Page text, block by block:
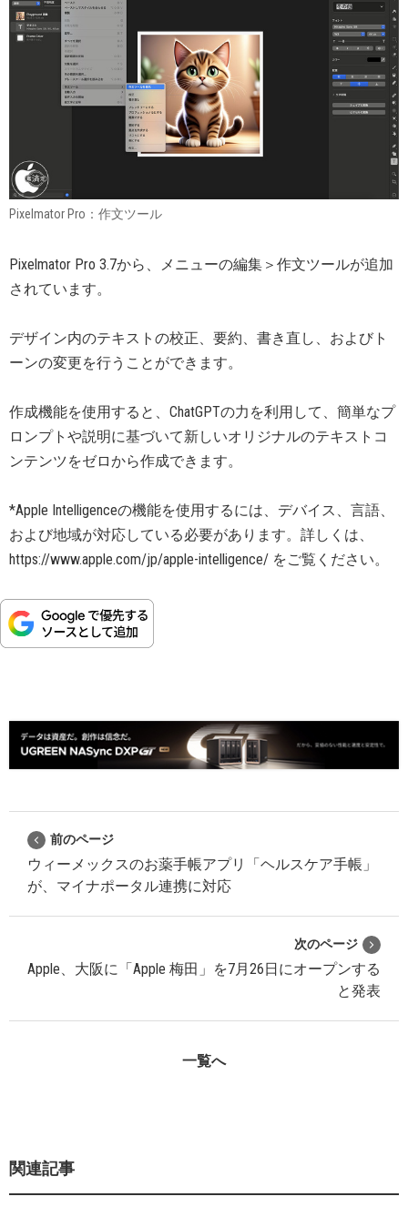
Pixelmator Pro：作文ツール
Pixelmator Pro 3.7から、メニューの編集＞作文ツールが追加
されています。
デザイン内のテキストの校正、要約、書き直し、およびト
ーンの変更を行うことができます。
作成機能を使用すると、ChatGPTの力を利用して、簡単なプ
ロンプトや説明に基づいて新しいオリジナルのテキストコ
ンテンツをゼロから作成できます。
*Apple Intelligenceの機能を使用するには、デバイス、言語、
および地域が対応している必要があります。詳しくは、
https://www.apple.com/jp/apple-intelligence/ をご覧ください。
前のページ
ウィーメックスのお薬手帳アプリ「ヘルスケア手帳」
が、マイナポータル連携に対応
次のページ
Apple、大阪に「Apple 梅田」を7月26日にオープンする
と発表
一覧へ
関連記事